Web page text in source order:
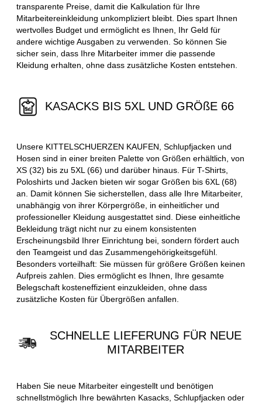
transparente Preise, damit die Kalkulation für Ihre
Mitarbeitereinkleidung unkompliziert bleibt. Dies spart Ihnen
wertvolles Budget und ermöglicht es Ihnen, Ihr Geld für
andere wichtige Ausgaben zu verwenden. So können Sie
sicher sein, dass Ihre Mitarbeiter immer die passende
Kleidung erhalten, ohne dass zusätzliche Kosten entstehen.
KASACKS BIS 5XL UND GRÖßE 66
Unsere KITTELSCHUERZEN KAUFEN, Schlupfjacken und
Hosen sind in einer breiten Palette von Größen erhältlich, von
XS (32) bis zu 5XL (66) und darüber hinaus. Für T-Shirts,
Poloshirts und Jacken bieten wir sogar Größen bis 6XL (68)
an. Damit können Sie sicherstellen, dass alle Ihre Mitarbeiter,
unabhängig von ihrer Körpergröße, in einheitlicher und
professioneller Kleidung ausgestattet sind. Diese einheitliche
Bekleidung trägt nicht nur zu einem konsistenten
Erscheinungsbild Ihrer Einrichtung bei, sondern fördert auch
den Teamgeist und das Zusammengehörigkeitsgefühl.
Besonders vorteilhaft: Sie müssen für größere Größen keinen
Aufpreis zahlen. Dies ermöglicht es Ihnen, Ihre gesamte
Belegschaft kosteneffizient einzukleiden, ohne dass
zusätzliche Kosten für Übergrößen anfallen.
SCHNELLE LIEFERUNG FÜR NEUE
MITARBEITER
Haben Sie neue Mitarbeiter eingestellt und benötigen
schnellstmöglich Ihre bewährten Kasacks, Schlupfjacken oder